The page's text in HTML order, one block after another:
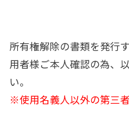
所有権解除の書類を発行
用者様ご本人確認の為、
い。
※使用名義人以外の第三